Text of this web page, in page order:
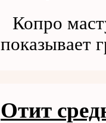
Копро
показывает
Отит